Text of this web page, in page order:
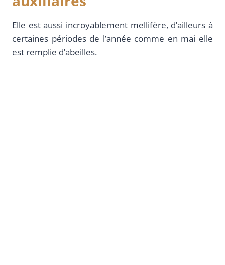
Elle est aussi incroyablement mellifère, d’ailleurs à
certaines périodes de l’année comme en mai elle
est remplie d’abeilles.